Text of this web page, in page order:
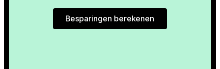
Besparingen berekenen
Besparingen berekenen